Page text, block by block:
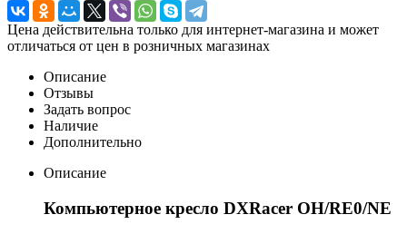
Цена действительна только для интернет-магазина и может
отличаться от цен в розничных магазинах
Описание
Отзывы
Задать вопрос
Наличие
Дополнительно
Описание
Компьютерное кресло DXRacer OH/RE0/NE